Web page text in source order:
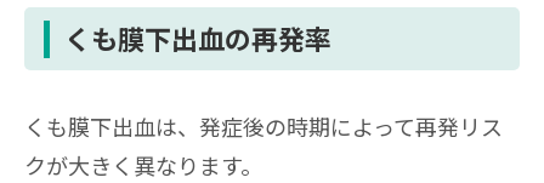
くも膜下出血の再発率
くも膜下出血は、発症後の時期によって再発リス
クが大きく異なります。